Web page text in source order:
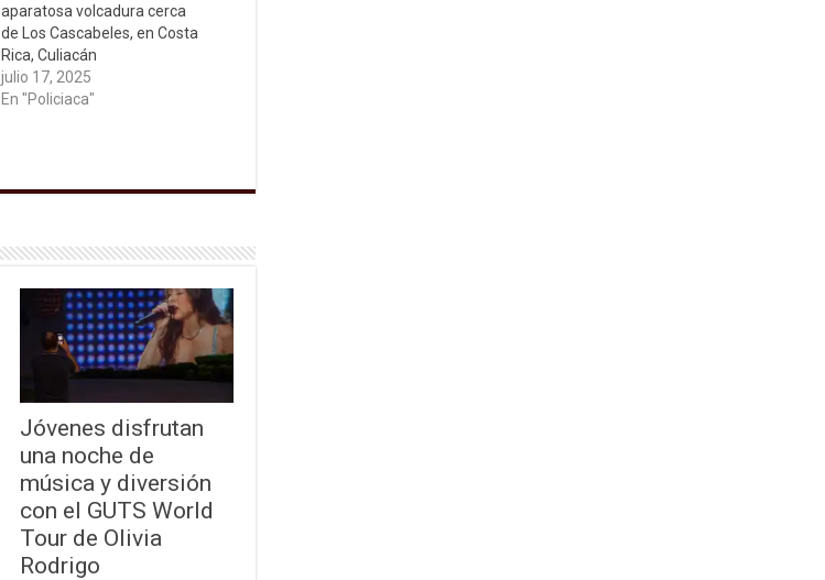
aparatosa volcadura cerca
de Los Cascabeles, en Costa
Rica, Culiacán
julio 17, 2025
En "Policiaca"
Jóvenes disfrutan
una noche de
música y diversión
con el GUTS World
Tour de Olivia
Rodrigo